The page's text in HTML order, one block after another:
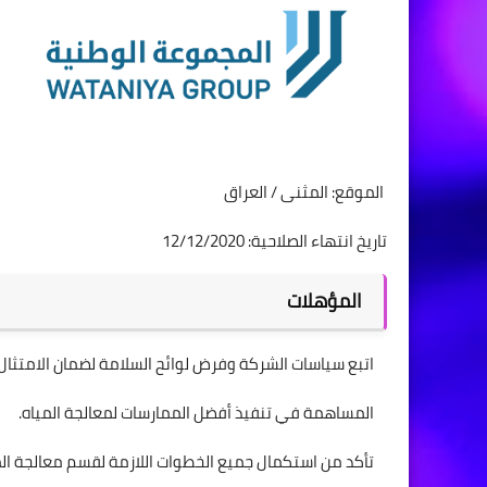
الموقع: المثنى / العراق
تاريخ انتهاء الصلاحية: 12/12/2020
المؤهلات
اتبع سياسات الشركة وفرض لوائح السلامة لضمان
المساهمة في تنفيذ أفضل الممارسات لمعالجة المياه.
تأكد من استكمال جميع الخطوات اللازمة لقسم معالجة